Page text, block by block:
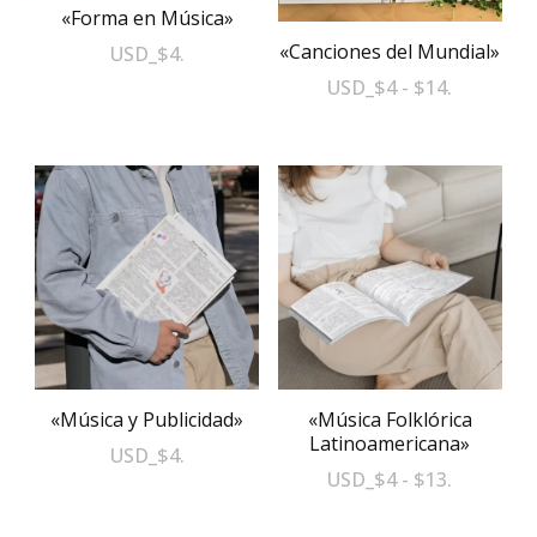
pueden
elegir
en
de
producto
«Forma en Música»
USD $4.
«Canciones del Mundial»
USD $4 - $14Rango
desde
$4
$14
.
tiene
múltiples
variantes.
Las
opciones
se
pueden
elegir
en
la
«Música y Publicidad»
USD $4.
«Música Folklórica
Latinoamericana»
USD $4 - $13Rango
.